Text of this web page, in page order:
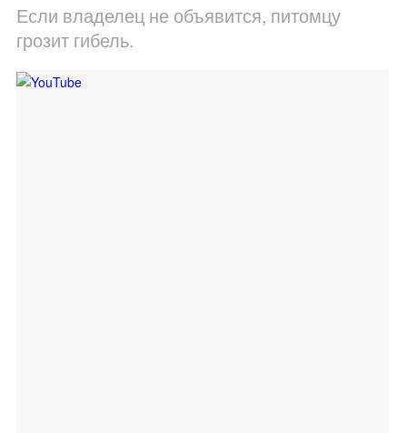
Если владелец не объявится, питомцу
грозит гибель.